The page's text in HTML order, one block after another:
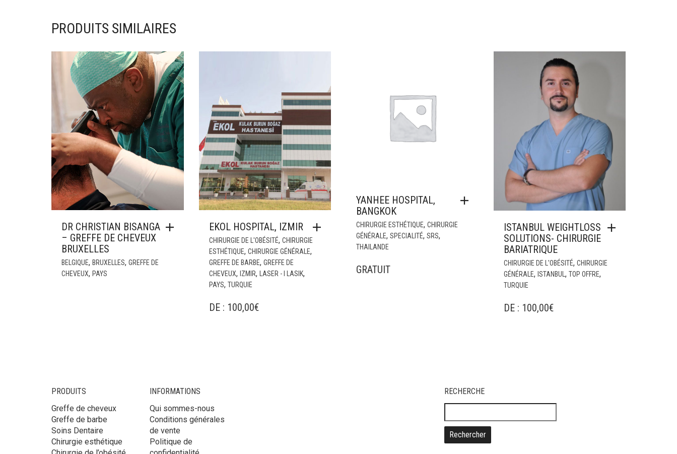
PRODUITS SIMILAIRES
DR CHRISTIAN BISANGA
– GREFFE DE CHEVEUX
BRUXELLES
BELGIQUE, BRUXELLES, GREFFE DE
CHEVEUX, PAYS
EKOL HOSPITAL, IZMIR
CHIRURGIE DE L'OBÉSITÉ, CHIRURGIE
ESTHÉTIQUE, CHIRURGIE GÉNÉRALE,
GREFFE DE BARBE, GREFFE DE
CHEVEUX, IZMIR, LASER - I LASIK,
PAYS, TURQUIE
DE : 100,00€
YANHEE HOSPITAL,
BANGKOK
CHIRURGIE ESTHÉTIQUE, CHIRURGIE
GÉNÉRALE, SPECIALITÉ, SRS,
THAILANDE
GRATUIT
ISTANBUL WEIGHTLOSS
SOLUTIONS- CHIRURGIE
BARIATRIQUE
CHIRURGIE DE L'OBÉSITÉ, CHIRURGIE
GÉNÉRALE, ISTANBUL , TOP OFFRE,
TURQUIE
DE : 100,00€
PRODUITS
Greffe de cheveux
Greffe de barbe
Soins Dentaire
Chirurgie esthétique
INFORMATIONS
Qui sommes-nous
Conditions générales
de vente
Politique de
RECHERCHE